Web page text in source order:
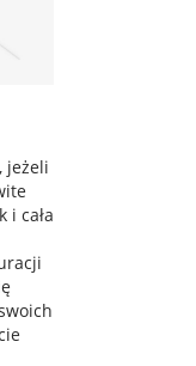
jeżeli
i cała